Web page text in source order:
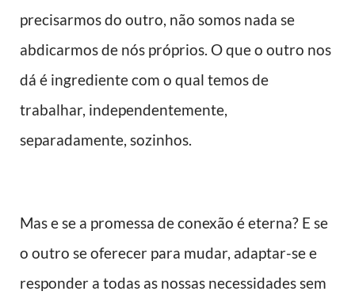
precisarmos do outro, não somos nada se
abdicarmos de nós próprios. O que o outro nos
dá é ingrediente com o qual temos de
trabalhar, independentemente,
separadamente, sozinhos.
Mas e se a promessa de conexão é eterna? E se
o outro se oferecer para mudar, adaptar-se e
responder a todas as nossas necessidades sem